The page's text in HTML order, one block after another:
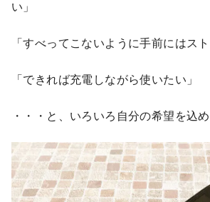
い」
「すべってこないように手前にはス
「できれば充電しながら使いたい」
・・・と、いろいろ自分の希望を込